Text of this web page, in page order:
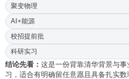
聚变物理
AI+能源
校招提前批
科研实习
结论先看： 这是一份背靠清华背景与
习，适合有明确留任意愿且具备扎实